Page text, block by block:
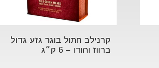
קרנילב חתול בוגר גזע גדול
ברווז והודו – 6 ק״ג